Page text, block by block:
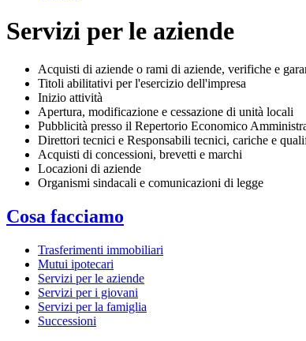
Servizi per le aziende
Acquisti di aziende o rami di aziende, verifiche e
Titoli abilitativi per l'esercizio dell'impresa
Inizio attività
Apertura, modificazione e cessazione di unità locali
Pubblicità presso il Repertorio Economico
Direttori tecnici e Responsabili tecnici, cariche e
Acquisti di concessioni, brevetti e marchi
Locazioni di aziende
Organismi sindacali e comunicazioni di legge
Cosa facciamo
Trasferimenti immobiliari
Mutui ipotecari
Servizi per le aziende
Servizi per i giovani
Servizi per la famiglia
Successioni